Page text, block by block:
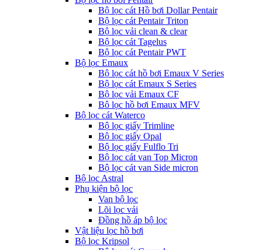
Bộ lọc cát Hồ bơi Dollar Pentair
Bộ lọc cát Pentair Triton
Bộ lọc vải clean & clear
Bộ lọc cát Tagelus
Bộ lọc cát Pentair PWT
Bộ lọc Emaux
Bộ lọc cát hồ bơi Emaux V Series
Bộ lọc cát Emaux S Series
Bộ lọc vải Emaux CF
Bô lọc hồ bơi Emaux MFV
Bộ lọc cát Waterco
Bộ lọc giấy Trimline
Bộ lọc giấy Opal
Bộ lọc giấy Fulflo Tri
Bộ lọc cát van Top Micron
Bộ lọc cát van Side micron
Bộ lọc Astral
Phụ kiện bộ lọc
Van bộ lọc
Lõi lọc vải
Đồng hồ áp bộ lọc
Vật liệu lọc hồ bơi
Bộ lọc Kripsol